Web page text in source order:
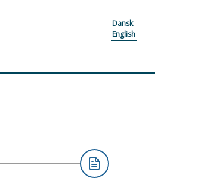
Dansk
English